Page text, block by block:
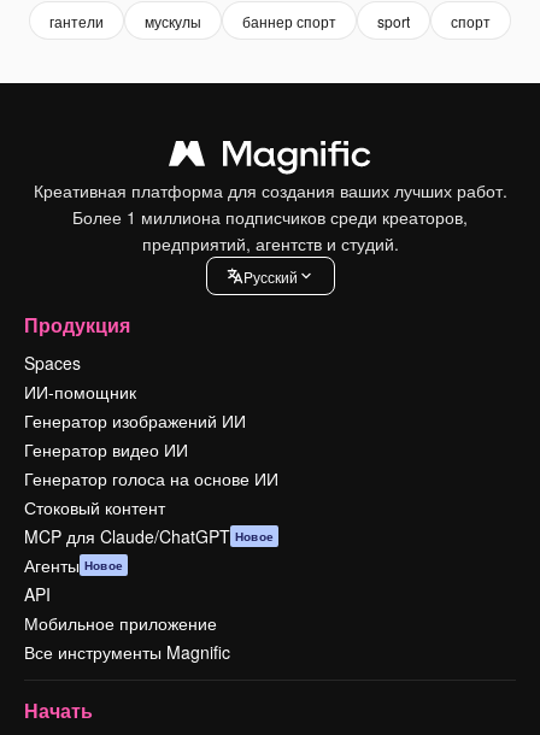
гантели мускулы баннер спорт sport спорт
Креативная платформа для создания ваших лучших работ.
Более 1 миллиона подписчиков среди креаторов,
предприятий, агентств и студий.
Pусский
Продукция
Spaces
ИИ-помощник
Генератор изображений ИИ
Генератор видео ИИ
Генератор голоса на основе ИИ
Стоковый контент
MCP для Claude/ChatGPT Новое
Агенты Новое
API
Мобильное приложение
Все инструменты Magnific
Начать